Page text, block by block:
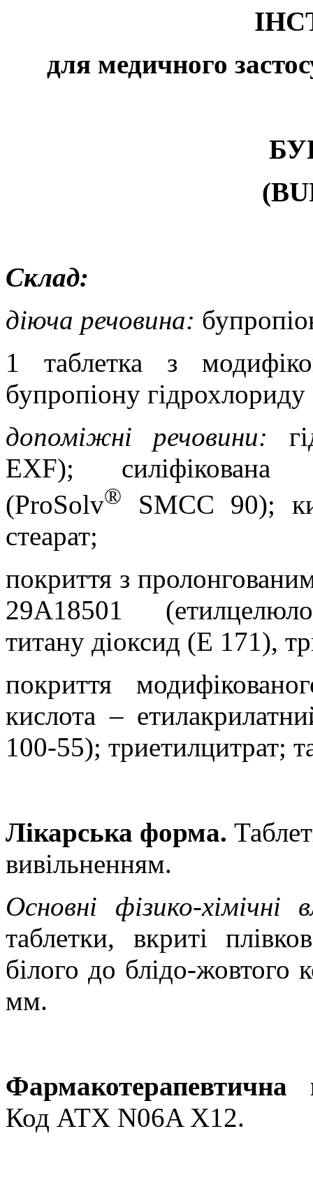
для медичного
Б
(
Склад:
діюча речовина:
1 таблетка з
бупропіону
допоміжні речовини:
EXF); силіфікована
(ProSolv® SMCC 90); к
стеарат;
покриття з
29А18501
титану діоксид (Е 171),
покриття
кислота –
100-55); триетилцитрат;
Лікарська форма.
вивільненням.
Основні фізико-хімічні
таблетки, вкриті
білого до блідо-жовтого
мм.
Фармакотерапевтична
Код АТХ N06A X12.